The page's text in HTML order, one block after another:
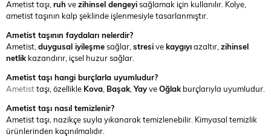
Ametist taşı, ruh vezihinsel dengeyisağlamak için kullanılır. Kolye,
ametist taşının kalp şeklinde işlenmesiyle tasarlanmıştır.
Ametist taşının faydaları nelerdir?
Ametist, duygusal iyileşmesağlar, stresivekaygıyıazaltır, zihinsel
netlik kazandırır, içsel huzur sağlar.
Ametist taşı hangi burçlarla uyumludur?
Ametisttaşı, özellikle Kova Başak ,YayveOğlak burçlarıyla uyumludur.
Ametist taşı nasıl temizlenir?
Ametist taşı, nazikçe suyla yıkanarak temizlenebilir. Kimyasal temizlik
ürünlerinden kaçınılmalıdır.